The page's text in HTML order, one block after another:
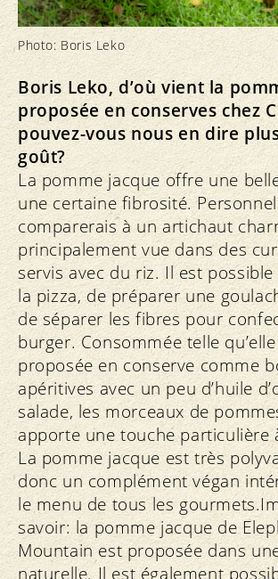
Photo: Boris Leko
Boris Leko, d’où vient la
proposée en conserves chez
pouvez-vous nous en dire
goût?
La pomme jacque offre une
une certaine fibrosité.
comparerais à un artichaut
principalement vue dans des
servis avec du riz. Il est possible
la pizza, de préparer une
de séparer les fibres pour
burger. Consommée telle
proposée en conserve comme
apéritives avec un peu d’huile
salade, les morceaux de
apporte une touche particulière
La pomme jacque est très
donc un complément végan
le menu de tous les
savoir: la pomme jacque de
Mountain est proposée dans
naturelle. Il est également